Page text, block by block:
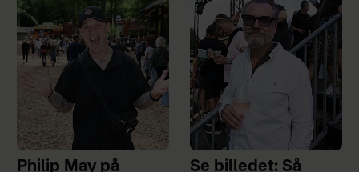
Philip May på
Se billedet: Så